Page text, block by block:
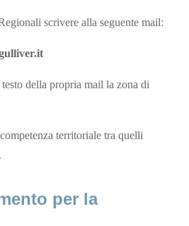
scrivere alla seguente mail:
della propria mail la zona di
territoriale tra quelli
per la